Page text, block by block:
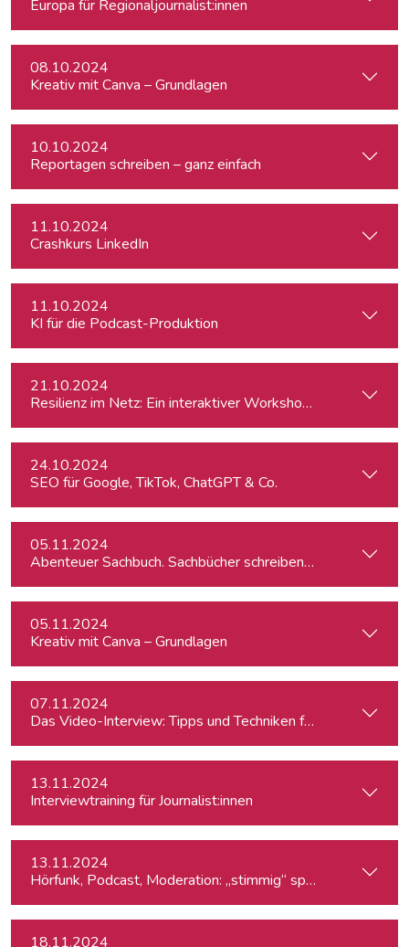
Europa für Regionaljournalist:innen
08.10.2024
Kreativ mit Canva – Grundlagen
10.10.2024
Reportagen schreiben – ganz einfach
11.10.2024
Crashkurs LinkedIn
11.10.2024
KI für die Podcast-Produktion
21.10.2024
Resilienz im Netz: Ein interaktiver Workshop im Umgang
24.10.2024
SEO für Google, TikTok, ChatGPT & Co.
05.11.2024
Abenteuer Sachbuch. Sachbücher schreiben für
05.11.2024
Kreativ mit Canva – Grundlagen
07.11.2024
Das Video-Interview: Tipps und Techniken für TV und Web
13.11.2024
Interviewtraining für Journalist:innen
13.11.2024
Hörfunk, Podcast, Moderation: „stimmig“ sprechen
18.11.2024